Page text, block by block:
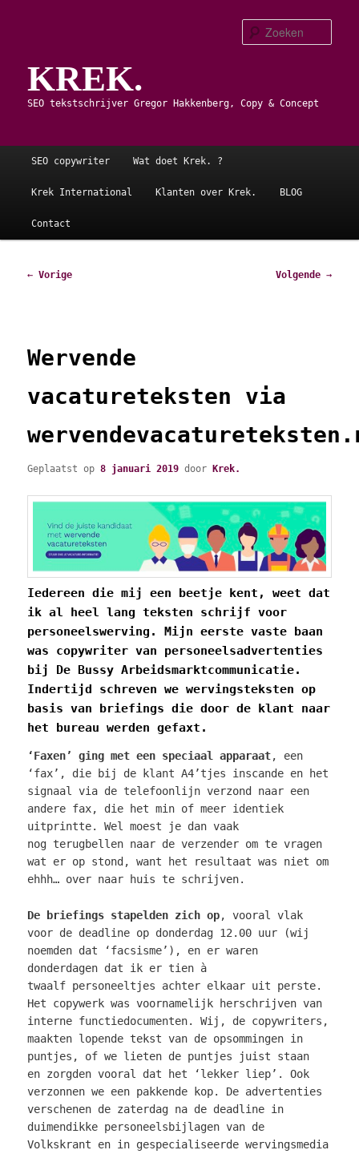
primaire
inhoudKREK.
SEO tekstschrijver Gregor Hakkenberg, Copy & Concept
Hoofdmenu
SEO copywriter Wat doet Krek. ?
Krek International Klanten over Krek. BLOG
Contact
Bericht
← Vorige Volgende →
Wervende
vacatureteksten via
Geplaatst op8 januari 2019 doorKrek.
Iedereen die mij een beetje kent, weet dat
ik al heel lang teksten schrijf voor
personeelswerving. Mijn eerste vaste baan
was copywriter van personeelsadvertenties
bij De Bussy Arbeidsmarktcommunicatie.
Indertijd schreven we wervingsteksten op
basis van briefings die door de klant naar
het bureau werden gefaxt.
‘Faxen’ ging met een speciaal apparaat, een
‘fax’, die bij de klant A4’tjes inscande en het
signaal via de telefoonlijn verzond naar een
andere fax, die het min of meer identiek
uitprintte. Wel moest je dan vaak
nog terugbellen naar de verzender om te vragen
wat er op stond, want het resultaat was niet om
ehhh… over naar huis te schrijven.
De briefings stapelden zich op, vooral vlak
voor de deadline op donderdag 12.00 uur (wij
noemden dat ‘facsisme’), en er waren
donderdagen dat ik er tien à
twaalf personeeltjes achter elkaar uit perste.
Het copywerk was voornamelijk herschrijven van
interne functiedocumenten. Wij, de copywriters,
maakten lopende tekst van de opsommingen in
puntjes, of we lieten de puntjes juist staan
en zorgden vooral dat het ‘lekker liep’. Ook
verzonnen we een pakkende kop. De advertenties
verschenen de zaterdag na de deadline in
duimendikke personeelsbijlagen van de
Volkskrant en in gespecialiseerde wervingsmedia